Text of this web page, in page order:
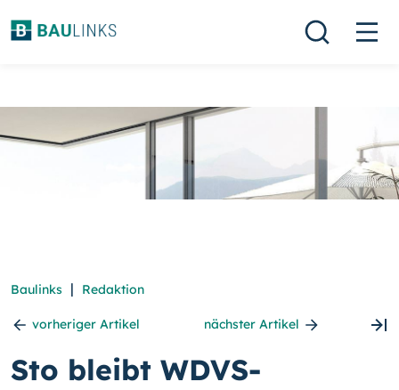
Baulinks | Redaktion
vorheriger Artikel nächster Artikel
Sto bleibt WDVS-